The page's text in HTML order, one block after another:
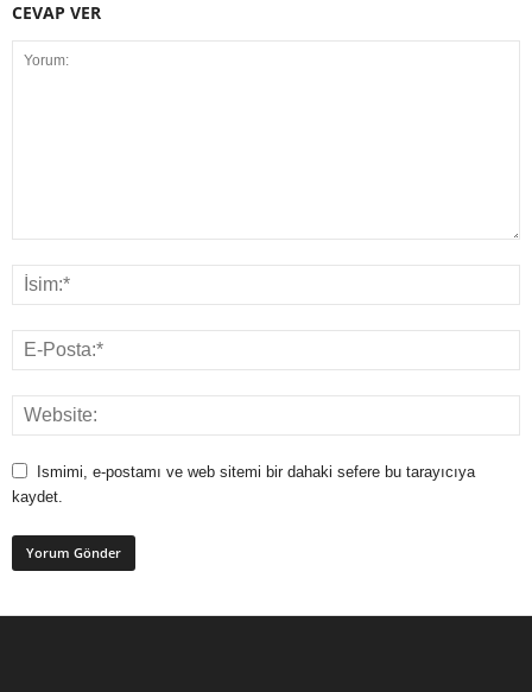
CEVAP VER
Ismimi, e-postamı ve web sitemi bir dahaki sefere bu tarayıcıya
kaydet.